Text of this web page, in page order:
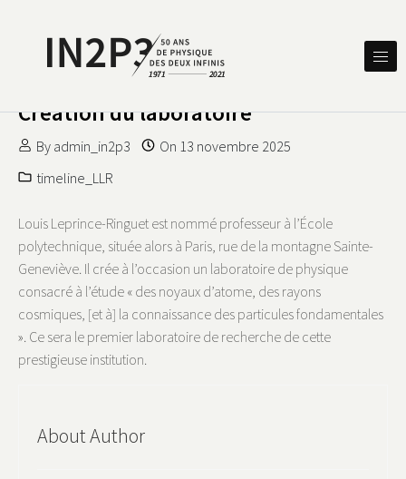
IN2P3 50 ANS DE PHYSIQUE
Création du laboratoire
By admin_in2p3 On 13 novembre 2025
timeline_LLR
Louis Leprince-Ringuet est nommé professeur à l’École
polytechnique, située alors à Paris, rue de la montagne Sainte-
Geneviève. Il crée à l’occasion un laboratoire de physique
consacré à l’étude « des noyaux d’atome, des rayons
cosmiques, [et à] la connaissance des particules fondamentales
». Ce sera le premier laboratoire de recherche de cette
prestigieuse institution.
About Author